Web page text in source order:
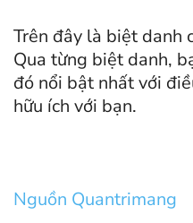
Trên đây là biệt danh
Qua từng biệt danh,
đó nổi bật nhất với
hữu ích với bạn.
Nguồn Quantrimang